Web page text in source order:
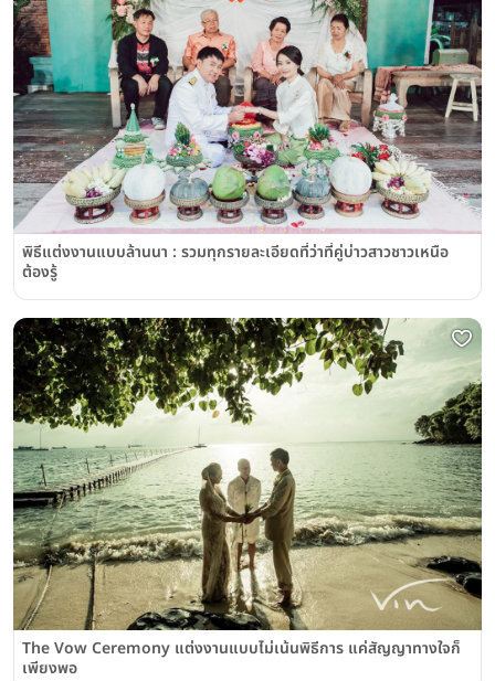
พิธีแต่งงานแบบล้านนา : รวมทุกรายละเอียดที่ว่าที่คู่บ่าวสาวชาวเหนือ
ต้องรู้
The Vow Ceremony แต่งงานแบบไม่เน้นพิธีการ แค่สัญญาทางใจก็
เพียงพอ